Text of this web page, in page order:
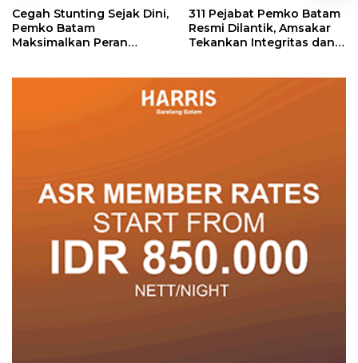
Cegah Stunting Sejak Dini,
Pemko Batam
Maksimalkan Peran
311 Pejabat Pemko Batam
Resmi Dilantik, Amsakar
Tekankan Integritas dan